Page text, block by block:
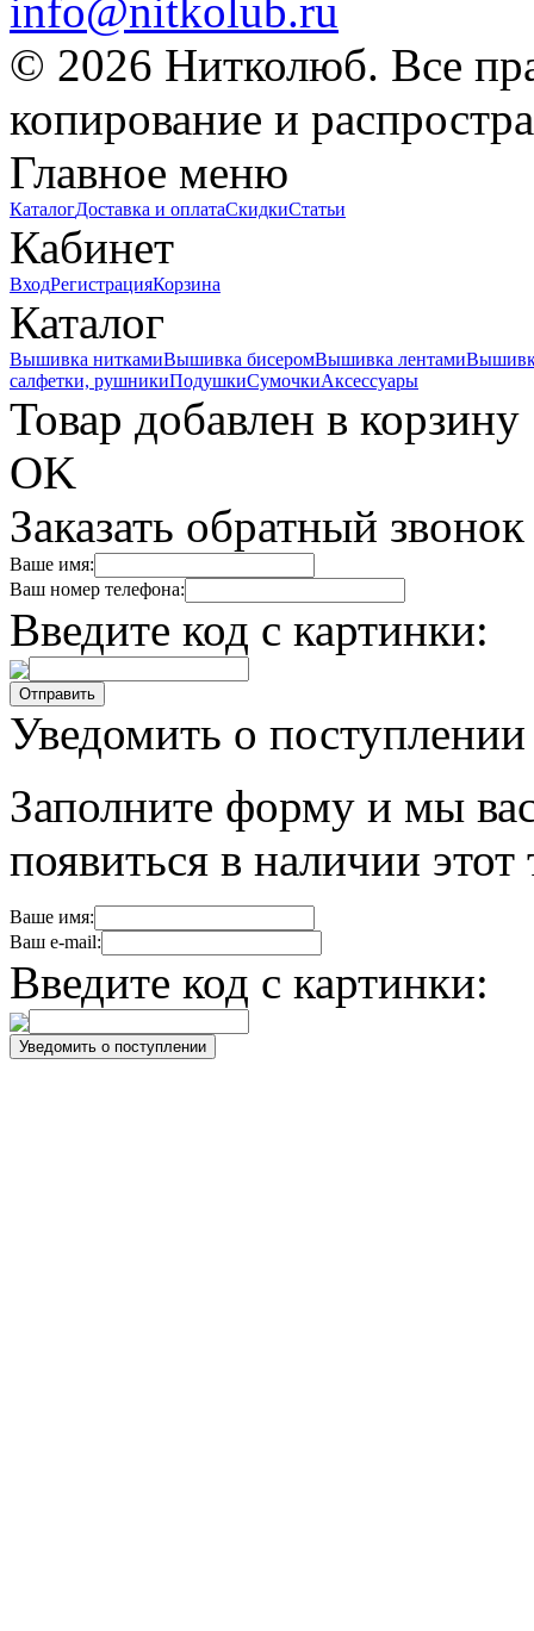
info@nitkolub.ru
© 2026 Нитколюб. Все
копирование и
Главное меню
КаталогДоставка и оплатаСкидкиСтатьи
Кабинет
ВходРегистрацияКорзина
Каталог
Вышивка ниткамиВышивка бисеромВышивка лентами
салфетки, рушникиПодушкиСумочкиАксессуары
Товар добавлен в корзину
OK
Заказать обратный звонок
Ваше имя:
Ваш номер телефона:
Введите код с картинки:
Уведомить о поступлении
Заполните форму и мы
появиться в наличии этот
Ваше имя:
Ваш e-mail:
Введите код с картинки: